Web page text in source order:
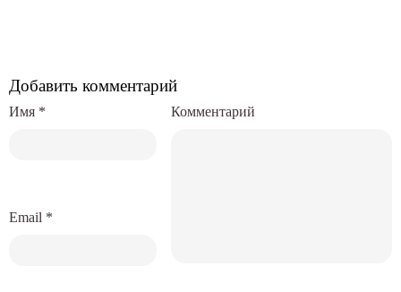
Добавить комментарий
Комментарий
Имя *
Email *